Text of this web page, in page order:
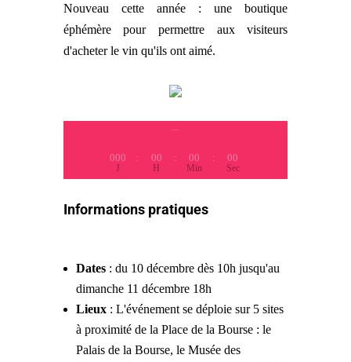
Nouveau cette année : une boutique
éphémère pour permettre aux visiteurs
d'acheter le vin qu'ils ont aimé.
000
J
: 00
H
: 00
Min
: 00
Sec
Informations pratiques
Dates: du 10 décembre dès 10h jusqu'au
dimanche 11 décembre 18h
Lieux: L'événement se déploie sur 5 sites
à proximité de la Place de la Bourse : le
Palais de la Bourse, le Musée des